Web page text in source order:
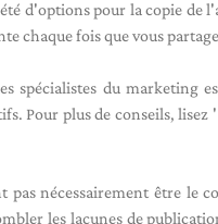
d'options pour la copie
chaque fois que vous
spécialistes du marketing
Pour plus de conseils, lisez '
pas nécessairement être le
les lacunes de